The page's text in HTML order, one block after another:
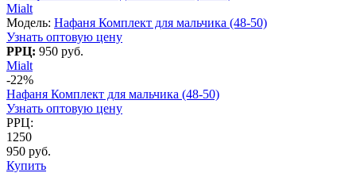
Mialt
Модель: Нафаня Комплект для мальчика (48-50)
Узнать оптовую цену
РРЦ: 950 руб.
Mialt
-22%
Нафаня Комплект для мальчика (48-50)
Узнать оптовую цену
РРЦ:
1250
950 руб.
Купить